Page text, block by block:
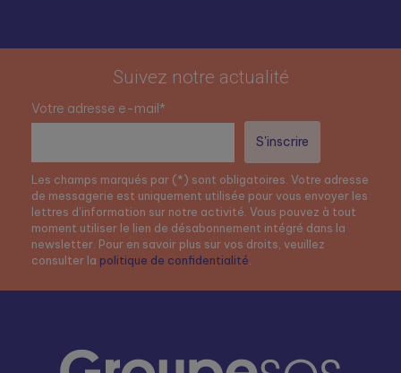
Suivez notre actualité
Votre adresse e-mail*
Les champs marqués par (*) sont obligatoires. Votre adresse
de messagerie est uniquement utilisée pour vous envoyer les
lettres d’information sur notre activité. Vous pouvez à tout
moment utiliser le lien de désabonnement intégré dans la
newsletter. Pour en savoir plus sur vos droits, veuillez
consulter la politique de confidentialité